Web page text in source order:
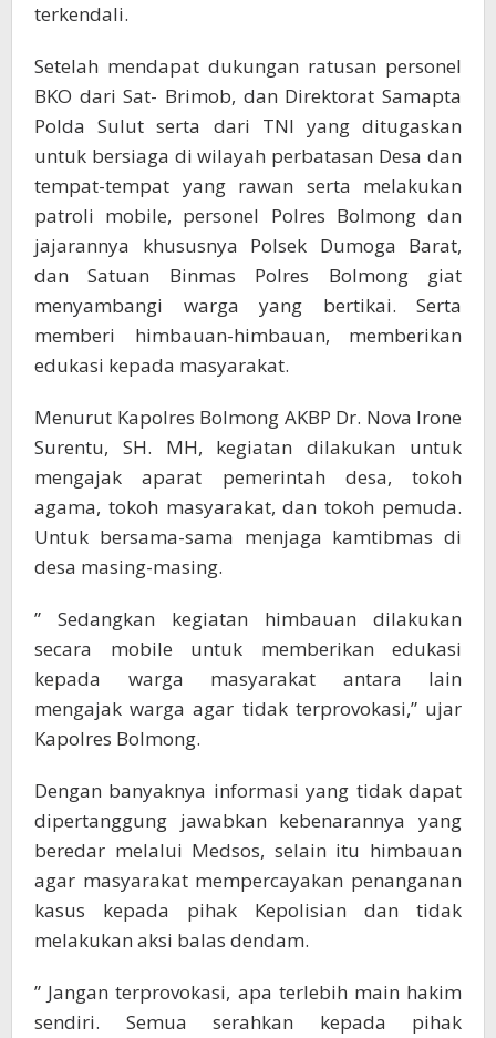
terkendali.
Setelah mendapat dukungan ratusan personel
BKO dari Sat- Brimob, dan Direktorat Samapta
Polda Sulut serta dari TNI yang ditugaskan
untuk bersiaga di wilayah perbatasan Desa dan
tempat-tempat yang rawan serta melakukan
patroli mobile, personel Polres Bolmong dan
jajarannya khususnya Polsek Dumoga Barat,
dan Satuan Binmas Polres Bolmong giat
menyambangi warga yang bertikai. Serta
memberi himbauan-himbauan, memberikan
edukasi kepada masyarakat.
Menurut Kapolres Bolmong AKBP Dr. Nova Irone
Surentu, SH. MH, kegiatan dilakukan untuk
mengajak aparat pemerintah desa, tokoh
agama, tokoh masyarakat, dan tokoh pemuda.
Untuk bersama-sama menjaga kamtibmas di
desa masing-masing.
” Sedangkan kegiatan himbauan dilakukan
secara mobile untuk memberikan edukasi
kepada warga masyarakat antara lain
mengajak warga agar tidak terprovokasi,” ujar
Kapolres Bolmong.
Dengan banyaknya informasi yang tidak dapat
dipertanggung jawabkan kebenarannya yang
beredar melalui Medsos, selain itu himbauan
agar masyarakat mempercayakan penanganan
kasus kepada pihak Kepolisian dan tidak
melakukan aksi balas dendam.
” Jangan terprovokasi, apa terlebih main hakim
sendiri. Semua serahkan kepada pihak